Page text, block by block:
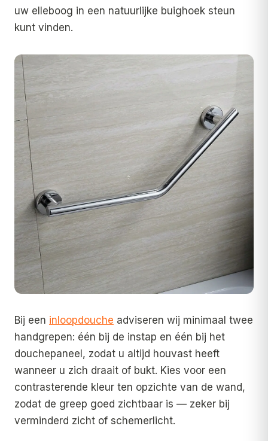
uw elleboog in een natuurlijke buighoek steun
kunt vinden.
Bij een inloopdouche adviseren wij minimaal twee
handgrepen: één bij de instap en één bij het
douchepaneel, zodat u altijd houvast heeft
wanneer u zich draait of bukt. Kies voor een
contrasterende kleur ten opzichte van de wand,
zodat de greep goed zichtbaar is — zeker bij
verminderd zicht of schemerlicht.